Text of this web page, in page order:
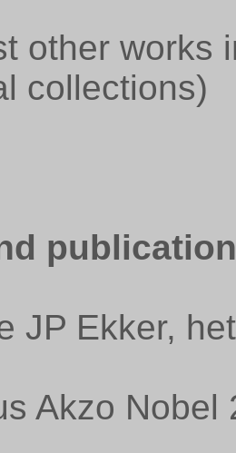
other works
collections)
publication
JP Ekker,
Akzo Nobel